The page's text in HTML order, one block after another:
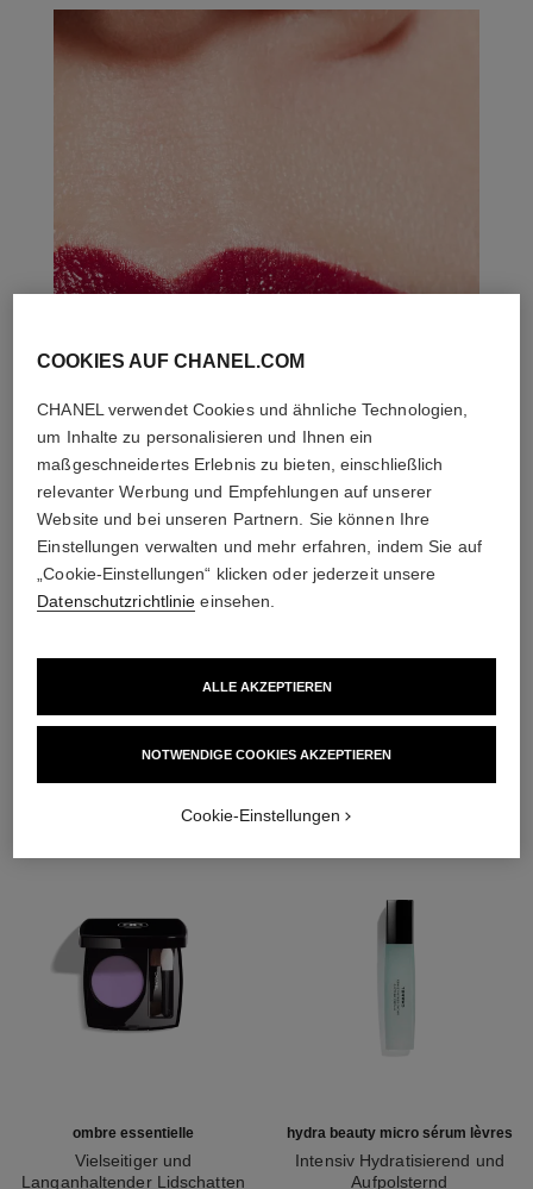
DIE PERFEKTE KOMBINATION
ombre essentielle
Vielseitiger und
Langanhaltender Lidschatten
hydra beauty micro sérum lèvres
Intensiv Hydratisierend und
Aufpolsternd
COOKIES AUF CHANEL.COM
CHANEL verwendet Cookies und ähnliche Technologien,
um Inhalte zu personalisieren und Ihnen ein
maßgeschneidertes Erlebnis zu bieten, einschließlich
relevanter Werbung und Empfehlungen auf unserer
Website und bei unseren Partnern. Sie können Ihre
Einstellungen verwalten und mehr erfahren, indem Sie auf
„Cookie-Einstellungen“ klicken oder jederzeit unsere
Datenschutzrichtlinie einsehen.
NOTWENDIGE COOKIES AKZEPTIEREN​
ALLE AKZEPTIEREN
Cookie-Einstellungen